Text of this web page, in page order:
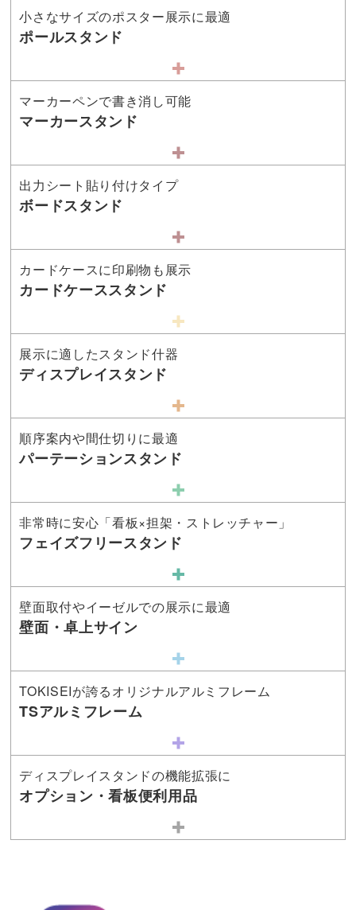
小さなサイズのポスター展示に最適
ポールスタンド
マーカーペンで書き消し可能
マーカースタンド
出力シート貼り付けタイプ
ボードスタンド
カードケースに印刷物も展示
カードケーススタンド
展示に適したスタンド什器
ディスプレイスタンド
順序案内や間仕切りに最適
パーテーションスタンド
非常時に安心「看板×担架・ストレッチャー」
フェイズフリースタンド
壁面取付やイーゼルでの展示に最適
壁面・卓上サイン
TOKISEIが誇るオリジナルアルミフレーム
TSアルミフレーム
ディスプレイスタンドの機能拡張に
オプション・看板便利用品